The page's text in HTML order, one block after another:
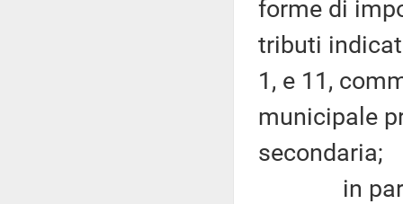
forme di
tributi
1, e 11,
municipale
secondaria;
in